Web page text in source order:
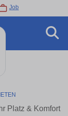
Job
Platz & Komfort